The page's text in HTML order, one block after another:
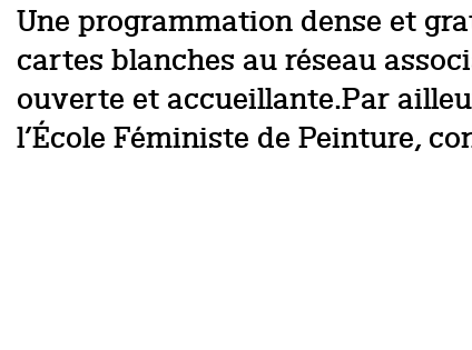
Une programmation dense et
cartes blanches au réseau
ouverte et accueillante.Par
l’École Féministe de Peinture,